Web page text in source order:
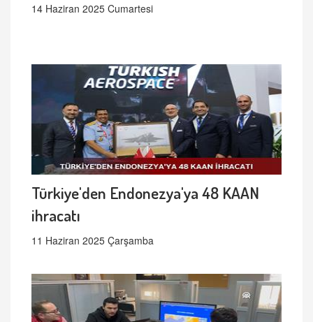
14 Haziran 2025 Cumartesi
Türkiye'den Endonezya'ya 48 KAAN
ihracatı
11 Haziran 2025 Çarşamba